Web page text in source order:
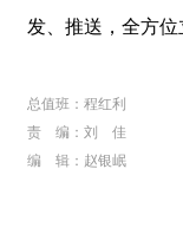
发、推送，全方位
总值班：程红利
责 编：刘 佳
编 辑：赵银岷